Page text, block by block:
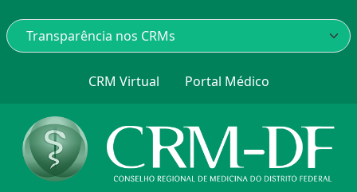
CRM Virtual Portal Médico